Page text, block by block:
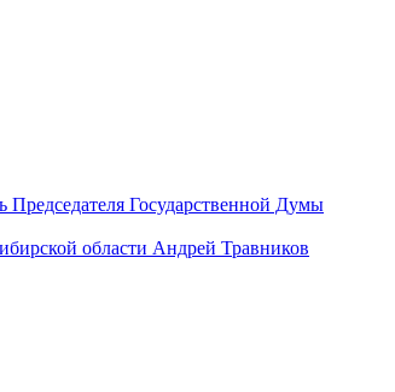
Председателя Государственной Думы
области Андрей Травников